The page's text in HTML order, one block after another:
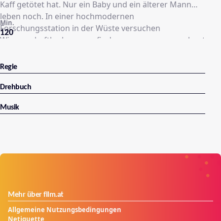
Kaff getötet hat. Nur ein Baby und ein älterer Mann
leben noch. In einer hochmodernen
Forschungsstation in der Wüste versuchen
Wissenschaftler herauszufinden, warum ausgerechnet
120
Min.
Regie
Drehbuch
Musik
Mehr über film.at
Allgemeine Nutzungsbedingungen
Netiquette